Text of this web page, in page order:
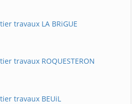
travaux LA BRiGUE
travaux ROQUESTERON
travaux BEUiL